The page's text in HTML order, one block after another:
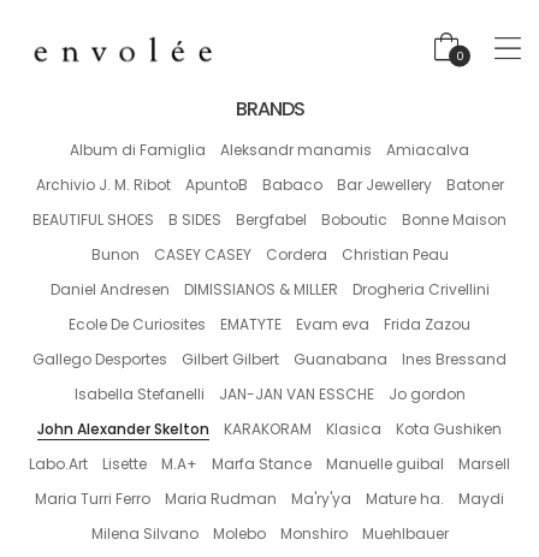
0
BRANDS
Album di Famiglia Aleksandr manamis
Amiacalva
Archivio J. M. Ribot
ApuntoB Babaco Bar Jewellery
Batoner
BEAUTIFUL SHOES
B SIDES Bergfabel Boboutic
Bonne Maison
Bunon
CASEY CASEY Cordera
Christian Peau
Daniel Andresen
DIMISSIANOS & MILLER
Drogheria Crivellini
Ecole De Curiosites
EMATYTE Evam eva
Frida Zazou
Gallego Desportes
Gilbert Gilbert Guanabana
Ines Bressand
Isabella Stefanelli
JAN-JAN VAN ESSCHE
Jo gordon
John Alexander Skelton
KARAKORAM Klasica
Kota Gushiken
Labo.Art
Lisette M.A+ Marfa Stance Manuelle guibal
Marsell
Maria Turri Ferro
Maria Rudman Ma'ry'ya Mature ha.
Maydi
Milena Silvano
Molebo Monshiro
Muehlbauer